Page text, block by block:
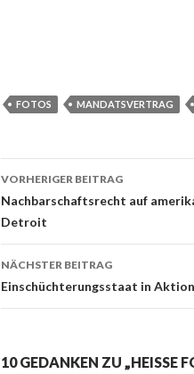
FOTOS MANDATSVERTRAG
Beitrags-
Navigation
VORHERIGER BEITRAG
Nachbarschaftsrecht auf
Detroit
NÄCHSTER BEITRAG
Einschüchterungsstaat in
10 GEDANKEN ZU „HEISSE